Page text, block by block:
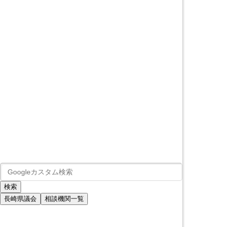
長崎県議会 相談機関一覧